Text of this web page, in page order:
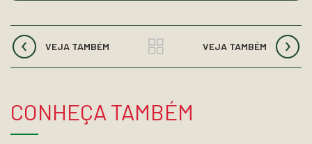
VEJA TAMBÉM VEJA TAMBÉM
CONHEÇA TAMBÉM